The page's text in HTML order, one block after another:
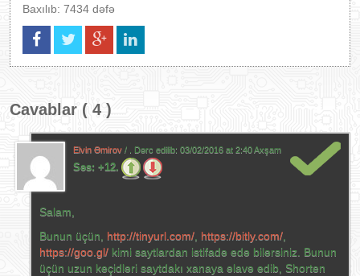
Baxılıb: 7434 dəfə
Cavablar ( 4 )
Elvin Əmirov / . Dərc edilib: 03/02/2016 at 2:40 Axşam
Səs: +12.
Salam,
Bunun üçün, http://tinyurl.com/ https://bitly.com/
https://goo.gl/ kimi saytlardan istifadə edə bilərsiniz. Bunun
üçün uzun keçidləri saytdakı xanaya əlavə edib, Shorten